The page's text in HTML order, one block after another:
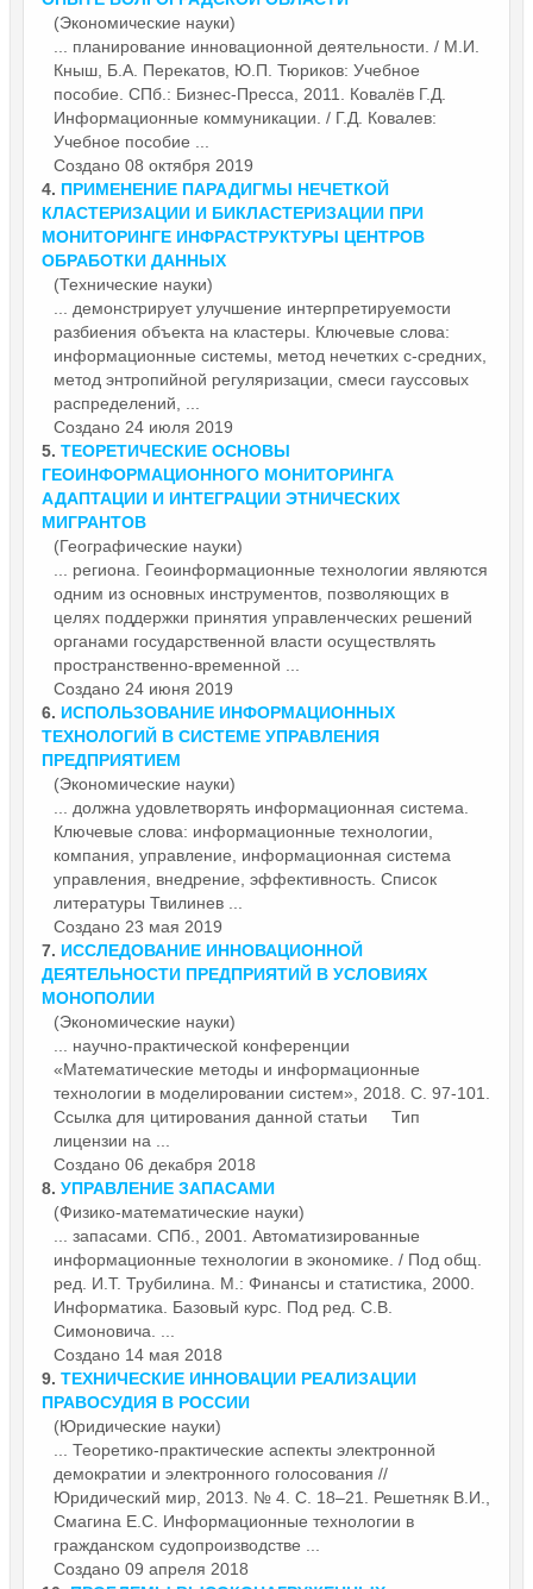
(Экономические науки)
... планирование инновационной деятельности. / М.И.
Кныш, Б.А. Перекатов, Ю.П. Тюриков: Учебное
пособие. СПб.: Бизнес-Пресса, 2011. Ковалёв Г.Д.
Информационные коммуникации. / Г.Д. Ковалев:
Учебное пособие ...
Создано 08 октября 2019
4. ПРИМЕНЕНИЕ ПАРАДИГМЫ НЕЧЕТКОЙ
КЛАСТЕРИЗАЦИИ И БИКЛАСТЕРИЗАЦИИ ПРИ
МОНИТОРИНГЕ ИНФРАСТРУКТУРЫ ЦЕНТРОВ
ОБРАБОТКИ ДАННЫХ
(Технические науки)
... демонстрирует улучшение интерпретируемости
разбиения объекта на кластеры. Ключевые слова:
информационные системы, метод нечетких c-средних,
метод энтропийной регуляризации, смеси гауссовых
распределений, ...
Создано 24 июля 2019
5. ТЕОРЕТИЧЕСКИЕ ОСНОВЫ
ГЕОИНФОРМАЦИОННОГО МОНИТОРИНГА
АДАПТАЦИИ И ИНТЕГРАЦИИ ЭТНИЧЕСКИХ
МИГРАНТОВ
(Географические науки)
... региона. Геоинформационные технологии являются
одним из основных инструментов, позволяющих в
целях поддержки принятия управленческих решений
органами государственной власти осуществлять
пространственно-временной ...
Создано 24 июня 2019
6. ИСПОЛЬЗОВАНИЕ ИНФОРМАЦИОННЫХ
ТЕХНОЛОГИЙ В СИСТЕМЕ УПРАВЛЕНИЯ
ПРЕДПРИЯТИЕМ
(Экономические науки)
... должна удовлетворять информационная система.
Ключевые слова: информационные технологии,
компания, управление, информационная система
управления, внедрение, эффективность. Список
литературы Твилинев ...
Создано 23 мая 2019
7. ИССЛЕДОВАНИЕ ИННОВАЦИОННОЙ
ДЕЯТЕЛЬНОСТИ ПРЕДПРИЯТИЙ В УСЛОВИЯХ
МОНОПОЛИИ
(Экономические науки)
... научно-практической конференции
«Математические методы и информационные
технологии в моделировании систем», 2018. С. 97-101.
Ссылка для цитирования данной статьи Тип
лицензии на ...
Создано 06 декабря 2018
8. УПРАВЛЕНИЕ ЗАПАСАМИ
(Физико-математические науки)
... запасами. СПб., 2001. Автоматизированные
информационные технологии в экономике. / Под общ.
ред. И.Т. Трубилина. М.: Финансы и статистика, 2000.
Информатика. Базовый курс. Под ред. С.В.
Симоновича. ...
Создано 14 мая 2018
9. ТЕХНИЧЕСКИЕ ИННОВАЦИИ РЕАЛИЗАЦИИ
ПРАВОСУДИЯ В РОССИИ
(Юридические науки)
... Теоретико-практические аспекты электронной
демократии и электронного голосования //
Юридический мир, 2013. № 4. С. 18–21. Решетняк В.И.,
Смагина Е.С. Информационные технологии в
гражданском судопроизводстве ...
Создано 09 апреля 2018